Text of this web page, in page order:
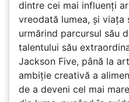
dintre cei mai influenți
vreodată lumea, și viața
urmărind parcursul său
talentului său
Jackson Five, până la
ambiție creativă a
de a deveni cel mai